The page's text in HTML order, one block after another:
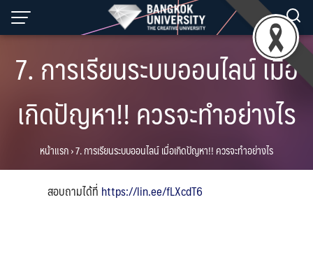
Skip
7. การเรียนระบบออนไลน์ เมื่อ
เกิดปัญหา!! ควรจะทำอย่างไร
หน้าแรก›7. การเรียนระบบออนไลน์ เมื่อเกิดปัญหา!! ควรจะทำอย่างไร
สอบถามได้ที่ https://lin.ee/fLXcdT6